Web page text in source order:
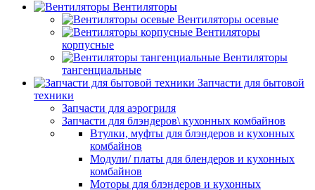
Вентиляторы
Вентиляторы осевые
Вентиляторы
корпусные
Вентиляторы
тангенциальные
Запчасти для бытовой
техники
Запчасти для аэрогриля
Запчасти для блэндеров\ кухонных комбайнов
Втулки, муфты для блэндеров и кухонных
комбайнов
Модули/ платы для блендеров и кухонных
комбайнов
Моторы для блэндеров и кухонных